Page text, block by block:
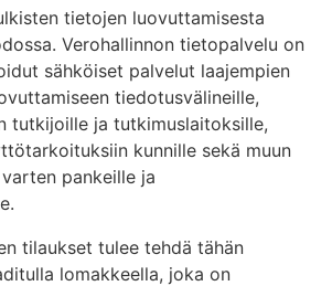
tietojen luovuttamisesta
Verohallinnon tietopalvelu on
sähköiset palvelut laajempien
tiedotusvälineille,
tutkijoille ja tutkimuslaitoksille,
kunnille sekä muun
pankeille ja
tilaukset tulee tehdä tähän
lomakkeella, joka on